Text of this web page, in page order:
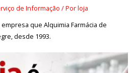
de Informação / Porloja
empresa que Alquimia Farmácia de
desde 1993.